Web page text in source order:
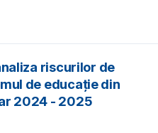
riscurilor de
de educație din
2024 - 2025